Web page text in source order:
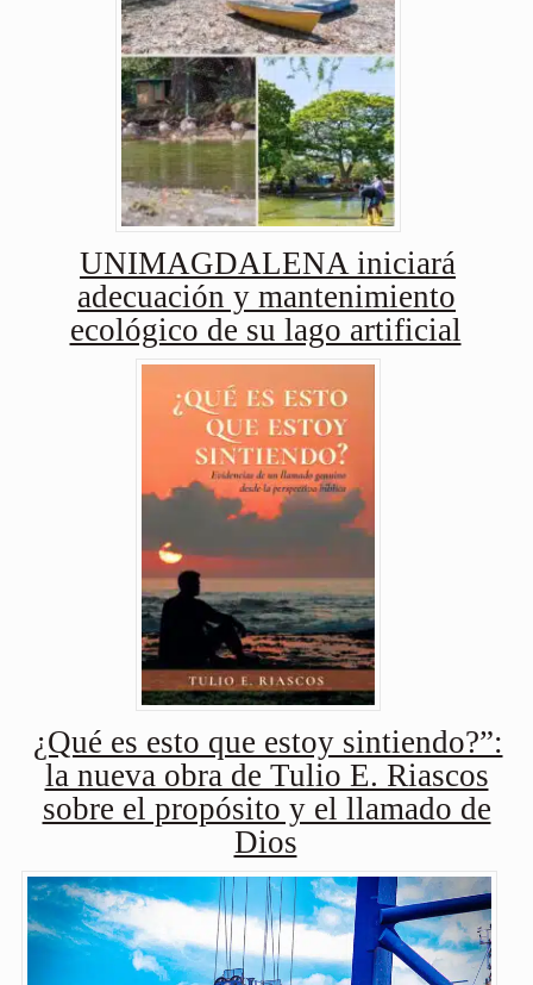
UNIMAGDALENA iniciará
adecuación y mantenimiento
ecológico de su lago artificial
¿Qué es esto que estoy sintiendo?”:
la nueva obra de Tulio E. Riascos
sobre el propósito y el llamado de
Dios